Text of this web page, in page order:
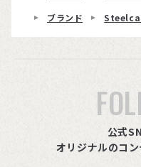
ブランド
公式
オリジナルのコン